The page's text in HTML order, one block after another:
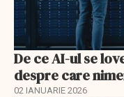
De ce AI-ul se
despre care
02 IANUARIE 2026